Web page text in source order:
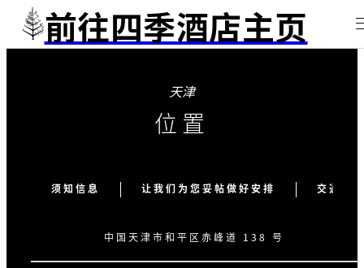
前往四季酒店主页
天津
位置
须知信息 让我们为您妥帖做好安排 交通枢
中国天津市和平区赤峰道 138 号